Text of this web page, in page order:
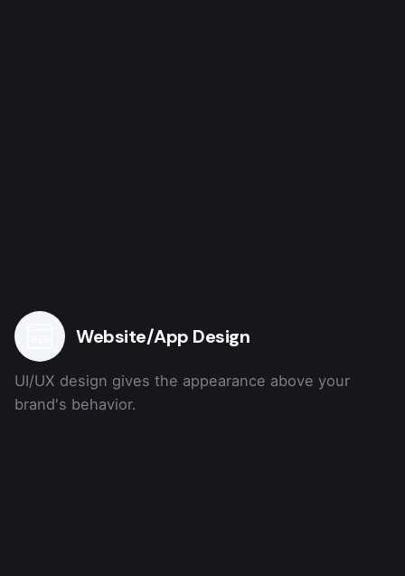
Website/App Design
UI/UX design gives the appearance above your
brand's behavior.